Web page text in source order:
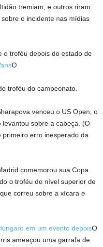
tremiam, e outros riram
o incidente nas mídias
o troféu depois do estado de
O
troféu do campeonato.
venceu o US Open, o
sobre a cabeça. (O
primeiro erro inesperado da
comemorou sua Copa
o troféu do nível superior de
correu sobre a xícara e
em um evento depoisO
ameaçou uma garrafa de